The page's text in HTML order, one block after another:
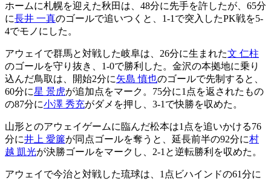
ホームに札幌を迎えた秋田は、48分に先手を許したが、65分
に長井 一真のゴールで追いつくと、1-1で突入したPK戦を5-
4でモノにした。
アウェイで群馬と対戦した岐阜は、26分に生まれた文 仁柱
のゴールを守り抜き、1-0で勝利した。金沢の本拠地に乗り
込んだ鳥取は、開始2分に矢島 慎也のゴールで先制すると、
60分に星 景虎が追加点をマーク。75分に1点を返されたもの
の87分に小澤 秀充がダメを押し、3-1で快勝を収めた。
山形とのアウェイゲームに臨んだ松本は1点を追いかける76
分に井上 愛簾が同点ゴールを奪うと、延長前半の92分に村
越 凱光が決勝ゴールをマークし、2-1と逆転勝利を収めた。
アウェイで今治と対戦した琉球は、1点ビハインドの61分に